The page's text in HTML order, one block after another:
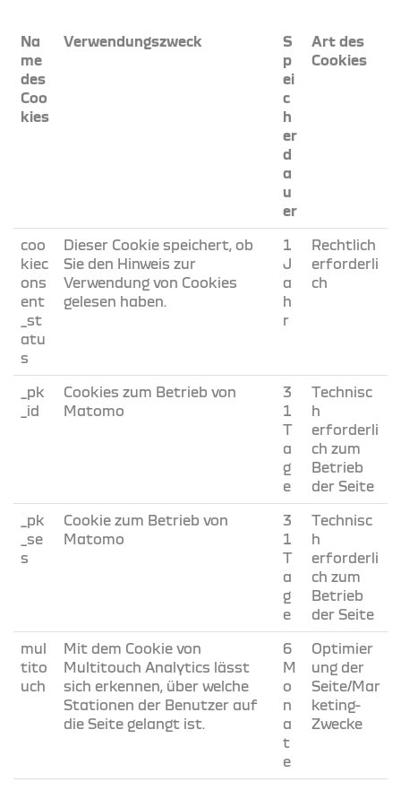
Na
me
des
Coo
kies
Verwendungszweck
S
p
ei
c
h
er
d
a
u
er
Art des
Cookies
coo
kiec
ons
ent
_st
atu
s
Dieser Cookie speichert, ob
Sie den Hinweis zur
Verwendung von Cookies
gelesen haben.
1
J
a
h
r
Rechtlich
erforderli
ch
_pk
_id
Cookies zum Betrieb von
Matomo
3
1
T
a
g
e
Technisc
h
erforderli
ch zum
Betrieb
der Seite
_pk
_se
s
Cookie zum Betrieb von
Matomo
3
1
T
a
g
e
Technisc
h
erforderli
ch zum
Betrieb
der Seite
mul
tito
uch
Mit dem Cookie von
Multitouch Analytics lässt
sich erkennen, über welche
Stationen der Benutzer auf
die Seite gelangt ist.
6
M
o
n
a
t
e
Optimier
ung der
Seite/Mar
keting-
Zwecke